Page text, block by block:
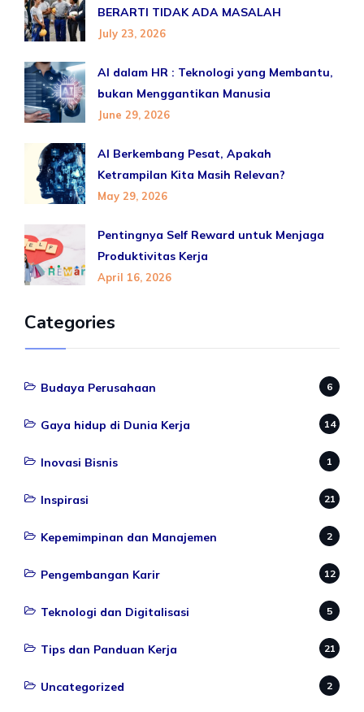
BERARTI TIDAK ADA MASALAH
July 23, 2026
AI dalam HR : Teknologi yang Membantu,
bukan Menggantikan Manusia
June 29, 2026
AI Berkembang Pesat, Apakah
Ketrampilan Kita Masih Relevan?
May 29, 2026
Pentingnya Self Reward untuk Menjaga
Produktivitas Kerja
April 16, 2026
Categories
Budaya Perusahaan 6
Gaya hidup di Dunia Kerja 14
Inovasi Bisnis 1
Inspirasi 21
Kepemimpinan dan Manajemen 2
Pengembangan Karir 12
Teknologi dan Digitalisasi 5
Tips dan Panduan Kerja 21
Uncategorized 2